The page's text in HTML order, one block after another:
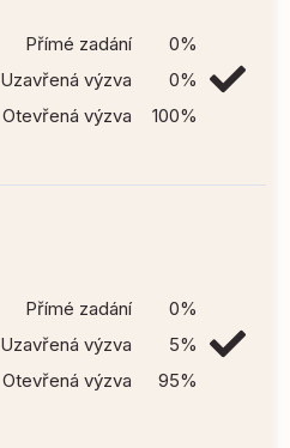
Přímé zadání
0%
Uzavřená výzva
0%
Otevřená výzva
100%
Přímé zadání
0%
Uzavřená výzva
5%
Otevřená výzva
95%